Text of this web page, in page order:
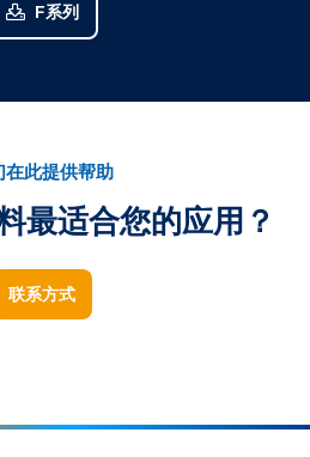
F系列
在此提供帮助
最适合您的应用？
联系方式